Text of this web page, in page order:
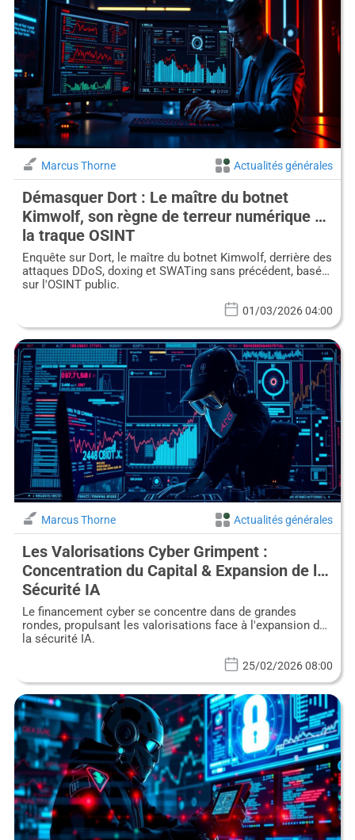
Marcus Thorne Actualités générales
Démasquer Dort : Le maître du botnet
Kimwolf, son règne de terreur numérique et
la traque OSINT
Enquête sur Dort, le maître du botnet Kimwolf, derrière des
attaques DDoS, doxing et SWATing sans précédent, basée
sur l'OSINT public.
01/03/2026 04:00
Marcus Thorne Actualités générales
Les Valorisations Cyber Grimpent :
Concentration du Capital & Expansion de la
Sécurité IA
Le financement cyber se concentre dans de grandes
rondes, propulsant les valorisations face à l'expansion de
la sécurité IA.
25/02/2026 08:00